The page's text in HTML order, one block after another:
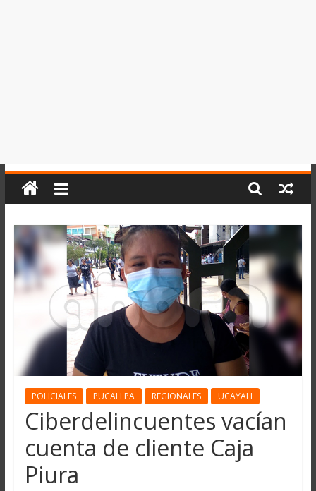
POLICIALES PUCALLPA REGIONALES UCAYALI
Ciberdelincuentes vacían
cuenta de cliente Caja
Piura